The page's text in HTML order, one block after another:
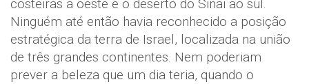
costeiras a oeste e o deserto do Sinai ao sul.
Ninguém até então havia reconhecido a posição
estratégica da terra de Israel, localizada na união
de três grandes continentes. Nem poderiam
prever a beleza que um dia teria, quando o